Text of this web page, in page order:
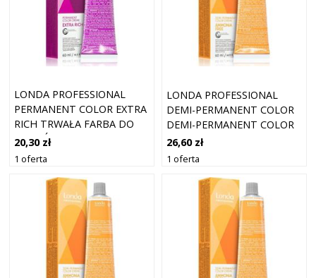
LONDA PROFESSIONAL
PERMANENT COLOR EXTRA
RICH TRWAŁA FARBA DO
WŁOSÓW 3/6 60 ML
20,30 zł
1 oferta
LONDA PROFESSIONAL
DEMI-PERMANENT COLOR
DEMI-PERMANENT COLOR
CREME DEMI-
PERMANENTNA FARBA DO
26,60 zł
1 oferta